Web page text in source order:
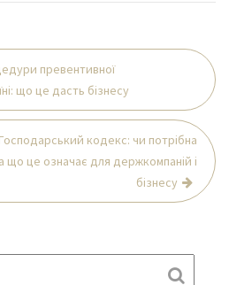
превентивної
що це дасть бізнесу
кодекс: чи потрібна
це означає для держкомпаній і
бізнесу